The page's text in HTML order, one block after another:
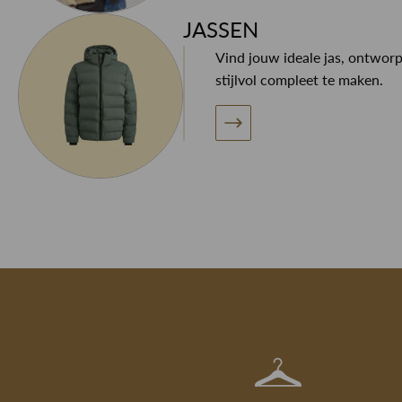
JASSEN
Vind jouw ideale jas,
stijlvol compleet te maken.